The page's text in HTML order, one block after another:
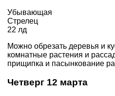
Убывающая
Стрелец
22 лд
Можно обрезать деревья и
комнатные растения и
прищипка и пасынкование
Четверг 12 марта